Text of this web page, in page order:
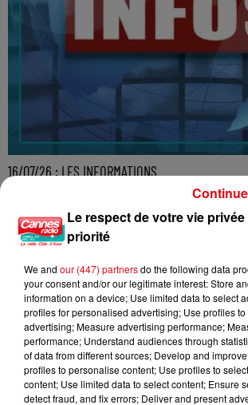
16/07/26 : LES INFORMATIONS
Le respect de votre vie
priorité
We and our (447) partnersdo the following data
your consent and/or our legitimate interest: Store
information on a device; Use limited data to select
profiles for personalised advertising; Use profiles
advertising; Measure advertising performance;
performance; Understand audiences through
of data from different sources; Develop and
profiles to personalise content; Use profiles to
content; Use limited data to select content; Ensure
detect fraud, and fix errors; Deliver and present